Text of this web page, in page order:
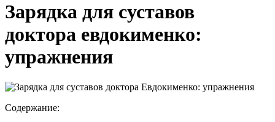
Зарядка для суставов
доктора евдокименко:
упражнения
Содержание: